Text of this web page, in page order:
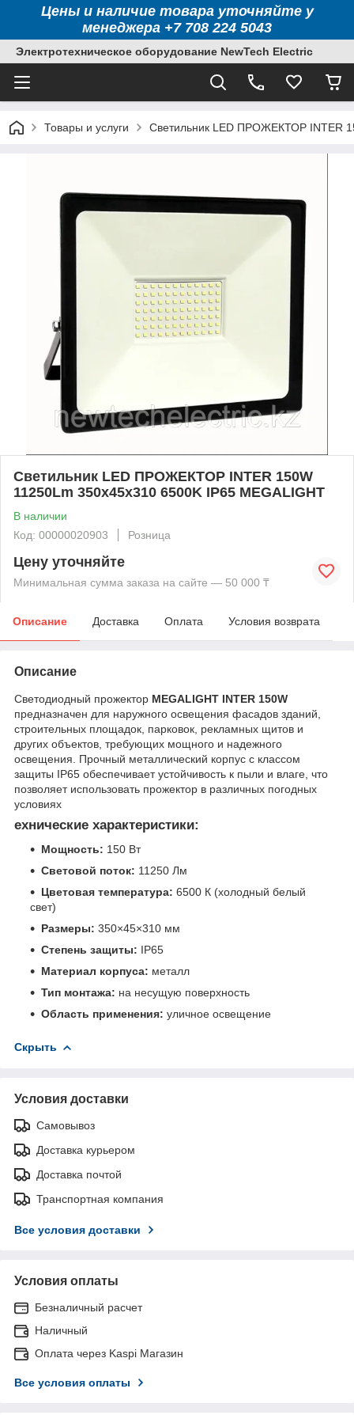
Цены и наличие товара уточняйте у
менеджера +7 708 224 5043
Электротехническое оборудование NewTech Electric
Товары и услуги Светильник LED ПРОЖЕКТОР INTER
Светильник LED ПРОЖЕКТОР INTER 150W
11250Lm 350x45x310 6500K IP65 MEGALIGHT
В наличии
Код: 00000020903
Розница
Цену уточняйте
Минимальная сумма заказа на сайте — 50 000 ₸
Описание Доставка Оплата Условия возврата
Описание
Светодиодный прожектор MEGALIGHT INTER 150W
предназначен для наружного освещения фасадов зданий,
строительных площадок, парковок, рекламных щитов и
других объектов, требующих мощного и надежного
освещения. Прочный металлический корпус с классом
защиты IP65 обеспечивает устойчивость к пыли и влаге, что
позволяет использовать прожектор в различных погодных
условиях
ехнические характеристики:
Мощность: 150 Вт
Световой поток: 11250 Лм
Цветовая температура: 6500 К (холодный белый
свет)
Размеры: 350×45×310 мм
Степень защиты: IP65
Материал корпуса: металл
Тип монтажа: на несущую поверхность
Область применения: уличное освещение
Скрыть
Условия доставки
Самовывоз
Доставка курьером
Доставка почтой
Транспортная компания
Все условия доставки
Условия оплаты
Безналичный расчет
Наличный
Оплата через Kaspi Магазин
Все условия оплаты